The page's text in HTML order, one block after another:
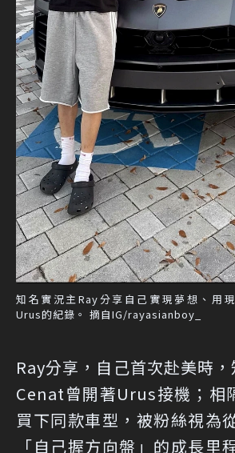
知名實況主Ray分享自己實現夢想、用
Urus的紀錄。 摘自IG/rayasianboy_
Ray分享，自己首次赴美時
Cenat曾開著Urus接機；相
買下同款車型，被粉絲視為
「自己握方向盤」的成長里